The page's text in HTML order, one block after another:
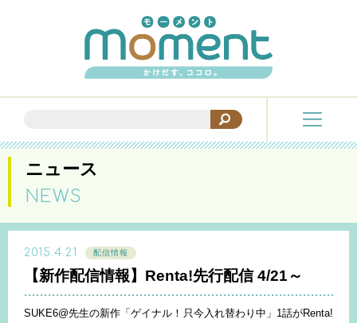
ニュース
NEWS
2015.4.21 配信情報
【新作配信情報】Renta!先行配信 4/21～
SUKE6@先生の新作「ゲイナル！只今入れ替わり中」1話がRenta!